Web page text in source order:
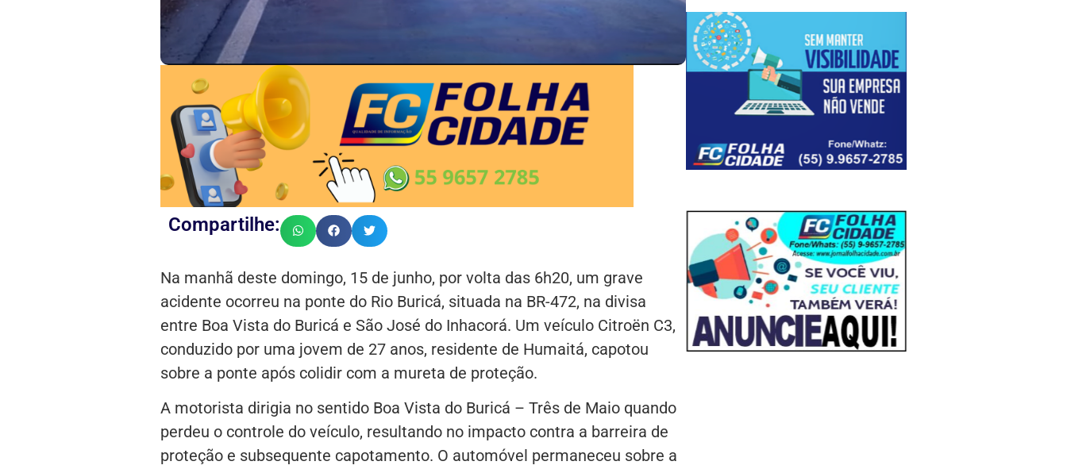
Compartilhe:
Na manhã deste domingo, 15 de junho, por volta das 6h20, um grave
acidente ocorreu na ponte do Rio Buricá, situada na BR-472, na divisa
entre Boa Vista do Buricá e São José do Inhacorá. Um veículo Citroën C3,
conduzido por uma jovem de 27 anos, residente de Humaitá, capotou
sobre a ponte após colidir com a mureta de proteção.
A motorista dirigia no sentido Boa Vista do Buricá – Três de Maio quando
perdeu o controle do veículo, resultando no impacto contra a barreira de
proteção e subsequente capotamento. O automóvel permaneceu sobre a